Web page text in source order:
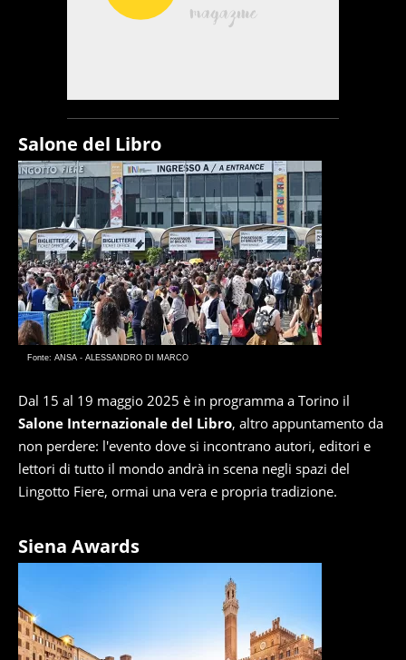
Salone del Libro
Fonte: ANSA - ALESSANDRO DI MARCO
Dal 15 al 19 maggio 2025 è in programma a Torino il
Salone Internazionale del Libro, altro appuntamento da
non perdere: l'evento dove si incontrano autori, editori e
lettori di tutto il mondo andrà in scena negli spazi del
Lingotto Fiere, ormai una vera e propria tradizione.
Siena Awards